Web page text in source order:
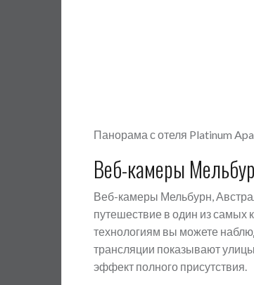
Панорама с отеля Platinum
Веб-камеры
Веб-камеры Мельбурн,
путешествие в один из самых
технологиям вы можете
трансляции показывают
эффект полного присутствия.